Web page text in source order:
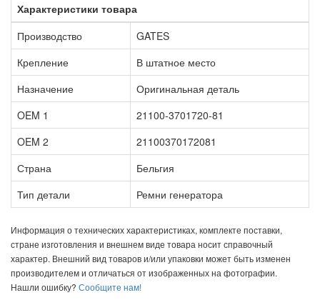
Характеристики товара
Производство
GATES
Крепление
В штатное место
Назначение
Оригинальная деталь
OEM 1
21100-3701720-81
OEM 2
21100370172081
Страна
Бельгия
Тип детали
Ремни генератора
Информация о технических характеристиках, комплекте поставки,
стране изготовления и внешнем виде товара носит справочный
характер. Внешний вид товаров и/или упаковки может быть изменен
производителем и отличаться от изображенных на фотографии.
Нашли ошибку? Сообщите нам!